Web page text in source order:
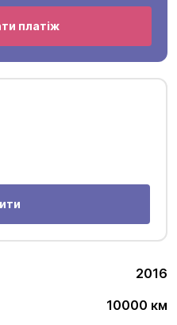
2016
10000 км
платіж